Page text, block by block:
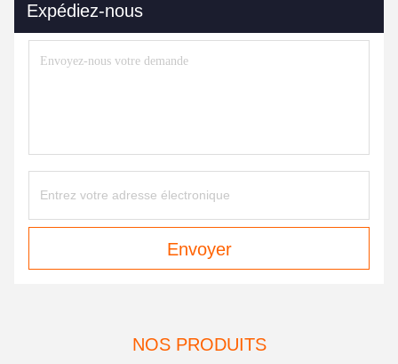
Expédiez-nous
Envoyer
NOS PRODUITS